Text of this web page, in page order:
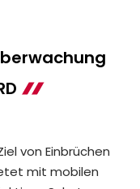
von Einbrüchen
mit mobilen